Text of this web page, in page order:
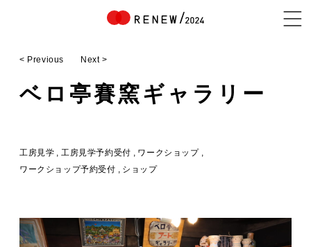
< Previous Next >
ベロ亭賽窯ギャラリー
工房見学 工房見学予約受付
ワークショップ
ワークショップ予約受付
ショップ